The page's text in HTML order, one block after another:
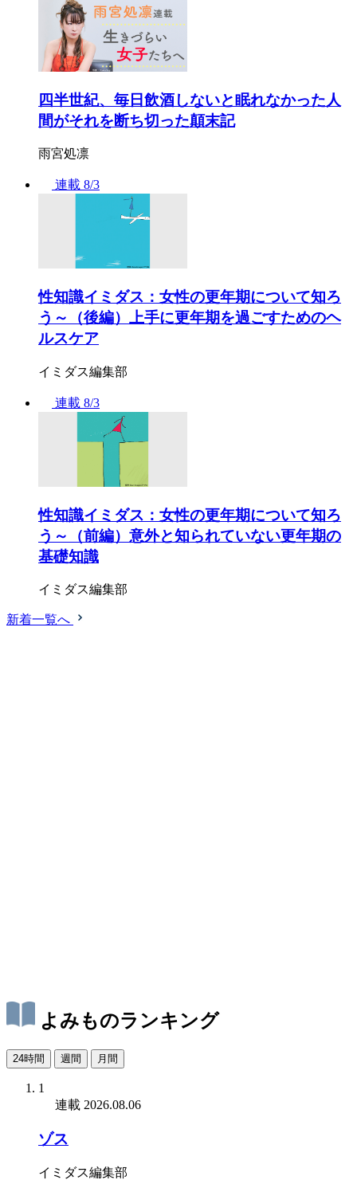
四半世紀、毎日飲酒しないと眠れなかった人
間がそれを断ち切った顛末記
雨宮処凛
連載 8/3
性知識イミダス：女性の更年期について知ろ
う～（後編）上手に更年期を過ごすためのヘ
ルスケア
イミダス編集部
連載 8/3
性知識イミダス：女性の更年期について知ろ
う～（前編）意外と知られていない更年期の
基礎知識
イミダス編集部
新着一覧へ
よみものランキング
24時間 週間 月間
1
連載 2026.08.06
ゾス
イミダス編集部